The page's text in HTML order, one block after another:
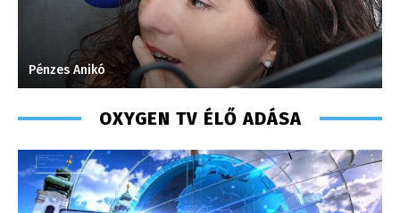
Szabó Döníz – sales manager –
OXYGEN TV ÉLŐ ADÁSA